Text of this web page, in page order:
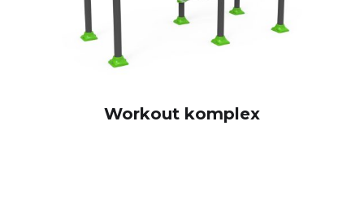
Workout komplex